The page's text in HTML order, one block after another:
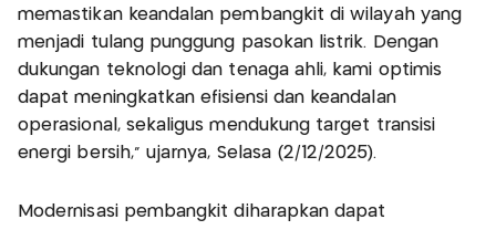
memastikan keandalan pembangkit di wilayah yang
menjadi tulang punggung pasokan listrik. Dengan
dukungan teknologi dan tenaga ahli, kami optimis
dapat meningkatkan efisiensi dan keandalan
operasional, sekaligus mendukung target transisi
energi bersih,” ujarnya, Selasa (2/12/2025).
Modernisasi pembangkit diharapkan dapat